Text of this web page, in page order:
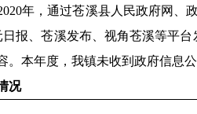
年，通过苍溪县人民政府网
报、苍溪发布、视角苍溪等平
。本年度，我镇未收到政府信息公
况